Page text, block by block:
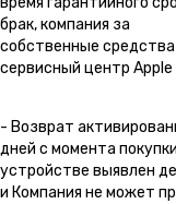
брак, компания за
собственные
сервисный центр
- Возврат
дней с момента
устройстве выявлен
и Компания не может